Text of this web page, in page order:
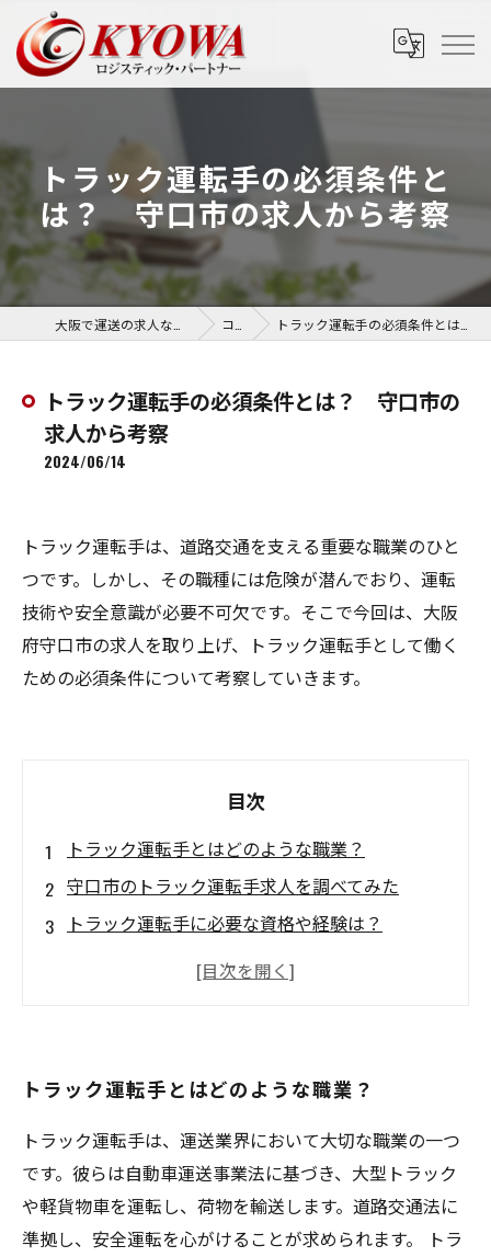
トラック運転手の必須条件と
は？ 守口市の求人から考察
コラム トラック運転手の必須条件とは？ 守口市の求人から考察
トラック運転手の必須条件とは？ 守口市の
求人から考察
2024/06/14
トラック運転手は、道路交通を支える重要な職業のひと
つです。しかし、その職種には危険が潜んでおり、運転
技術や安全意識が必要不可欠です。そこで今回は、大阪
府守口市の求人を取り上げ、トラック運転手として働く
ための必須条件について考察していきます。
目次
トラック運転手とはどのような職業？
守口市のトラック運転手求人を調べてみた
トラック運転手に必要な資格や経験は？
トラック運転手が必要とされる業界とは？
トラック運転手とはどのような職業？
トラック運転手は、運送業界において大切な職業の一つ
です。彼らは自動車運送事業法に基づき、大型トラック
や軽貨物車を運転し、荷物を輸送します。道路交通法に
準拠し、安全運転を心がけることが求められます。 トラ